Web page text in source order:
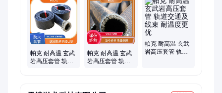
火套管、防火管、排气管隔热棉、排气管隔热罩、硅胶套管、玻
璃纤维套管、玻纤套管、搭扣式防火套管、高硅氧套管、芭蕉
带、铝箔波纹管、隔热套管、绝缘套管、阻燃套管
帕克 耐高温 玄武
岩高压套管 轨道
帕克 耐高温 玄武
岩高压套管 轨道
帕克 耐高温 玄武
岩高压套管 轨道